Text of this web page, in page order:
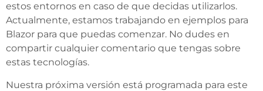
estos entornos en caso de que decidas utilizarlos.
Actualmente, estamos trabajando en ejemplos para
Blazor para que puedas comenzar. No dudes en
compartir cualquier comentario que tengas sobre
estas tecnologías.
Nuestra próxima versión está programada para este